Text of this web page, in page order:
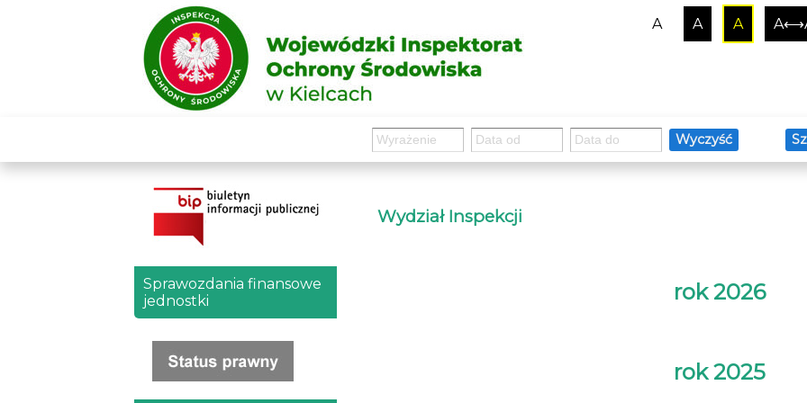
A
A
A
Wyczyść
Sprawozdania finansowe
jednostki
Wydział Inspekcji
rok 2026
rok 2025